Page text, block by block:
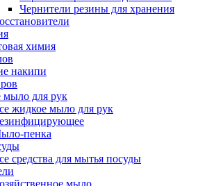
Чернители резины для хранения
химия
накипи
для рук
жидкое мыло для рук
пенка
средства для мытья посуды
мыло